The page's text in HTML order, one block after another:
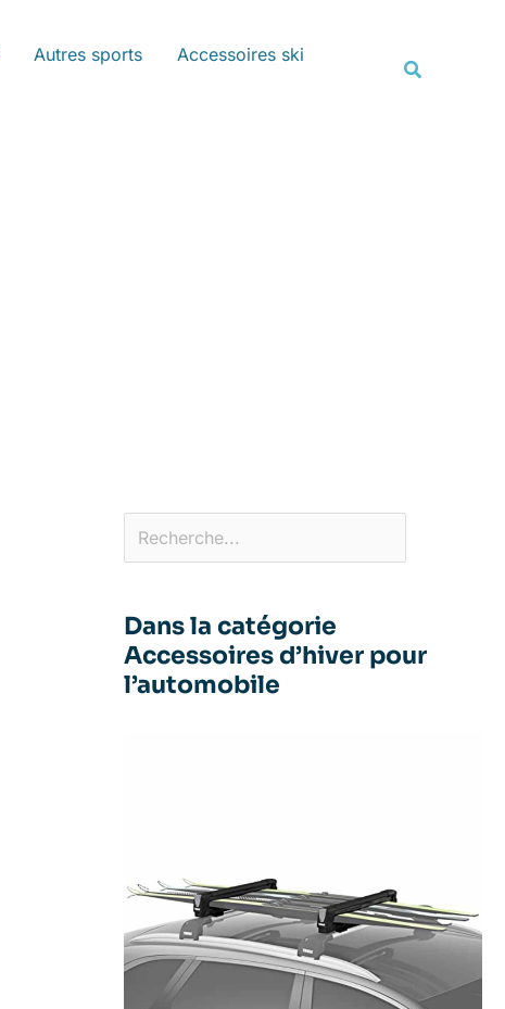
Autres sports
Accessoires ski
Dans la catégorie
Accessoires d’hiver pour
l’automobile